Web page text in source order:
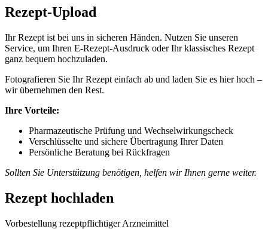
Rezept-Upload
Ihr Rezept ist bei uns in sicheren Händen. Nutzen Sie unseren
Service, um Ihren E-Rezept-Ausdruck oder Ihr klassisches Rezept
ganz bequem hochzuladen.
Fotografieren Sie Ihr Rezept einfach ab und laden Sie es hier hoch –
wir übernehmen den Rest.
Ihre Vorteile:
Pharmazeutische Prüfung und Wechselwirkungscheck
Verschlüsselte und sichere Übertragung Ihrer Daten
Persönliche Beratung bei Rückfragen
Sollten Sie Unterstützung benötigen, helfen wir Ihnen gerne weiter.
Rezept hochladen
Vorbestellung rezeptpflichtiger Arzneimittel